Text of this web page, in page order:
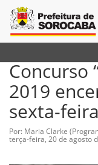
Concurso
2019
sexta-feira
Por: Maria Clarke
terça-feira, 20 de agosto